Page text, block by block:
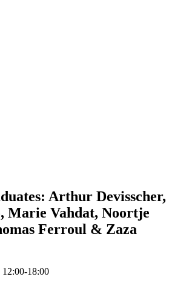
Arthur Devisscher,
Marie Vahdat, Noortje
Ferroul & Zaza
12:00-18:00